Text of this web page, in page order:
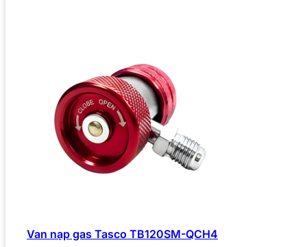
Van nạp gas Tasco TB120SM-QCH4